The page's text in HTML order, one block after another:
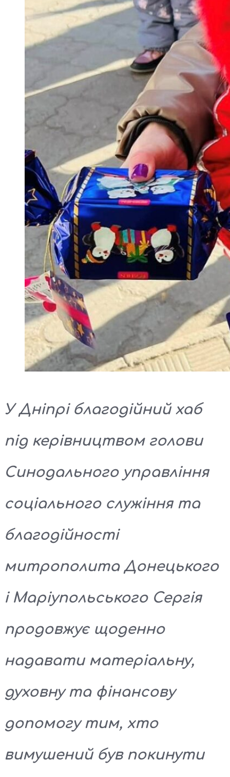
У Дніпрі благодійний хаб
під керівництвом голови
Синодального управління
соціального служіння та
благодійності
митрополита Донецького
і Маріупольського Сергія
продовжує щоденно
надавати матеріальну,
духовну та фінансову
допомогу тим, хто
вимушений був покинути